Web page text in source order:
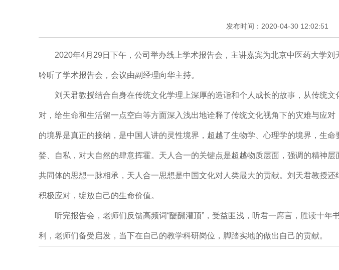
发布时间：2020-04-30 12:02:51
2020年4月29日下午，公司举办线上学术报告会，主讲嘉宾为北京中医药大学刘
聆听了学术报告会，会议由副经理向华主持。
刘天君教授结合自身在传统文化学理上深厚的造诣和个人成长的故事，从传统文
对，给生命和生活留一点空白等方面深入浅出地诠释了传统文化视角下的灾难与应
的境界是真正的接纳，是中国人讲的灵性境界，超越了生物学、心理学的境界，生
婪、自私，对大自然的肆意挥霍。天人合一的关键点是超越物质层面，强调的精神
共同体的思想一脉相承，天人合一思想是中国文化对人类最大的贡献。刘天君教授
积极应对，绽放自己的生命价值。
听完报告会，老师们反馈高频词“醍醐灌顶”，受益匪浅，听君一席言，胜读十年
利，老师们备受启发，当下在自己的教学科研岗位，脚踏实地的做出自己的贡献。